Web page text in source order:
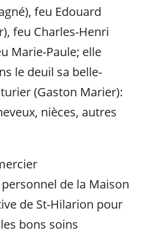
feu Edouard
feu Charles-Henri
Marie-Paule; elle
le deuil sa belle-
(Gaston Marier):
nièces, autres
de la Maison
de St-Hilarion pour
bons soins